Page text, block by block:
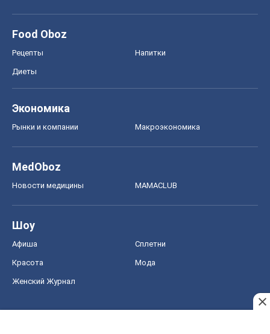
Food Oboz
Рецепты Напитки
Диеты
Экономика
Рынки и компании Mакроэкономика
MedOboz
Новости медицины MAMACLUB
Шоу
Афиша Сплетни
Красота Мода
Женский Журнал